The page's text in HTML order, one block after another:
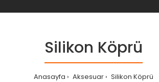
Silikon Köprü
Anasayfa Aksesuar Silikon Köprü